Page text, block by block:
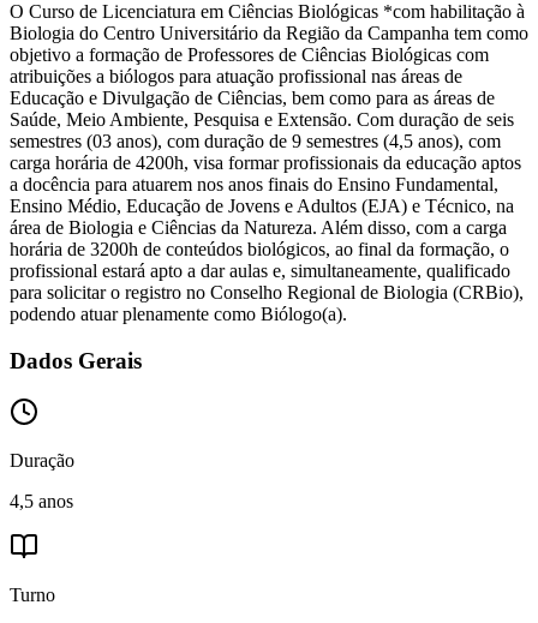
O Curso de Licenciatura em Ciências Biológicas *com habilitação à
Biologia do Centro Universitário da Região da Campanha tem como
objetivo a formação de Professores de Ciências Biológicas com
atribuições a biólogos para atuação profissional nas áreas de
Educação e Divulgação de Ciências, bem como para as áreas de
Saúde, Meio Ambiente, Pesquisa e Extensão. Com duração de seis
semestres (03 anos), com duração de 9 semestres (4,5 anos), com
carga horária de 4200h, visa formar profissionais da educação aptos
a docência para atuarem nos anos finais do Ensino Fundamental,
Ensino Médio, Educação de Jovens e Adultos (EJA) e Técnico, na
área de Biologia e Ciências da Natureza. Além disso, com a carga
horária de 3200h de conteúdos biológicos, ao final da formação, o
profissional estará apto a dar aulas e, simultaneamente, qualificado
para solicitar o registro no Conselho Regional de Biologia (CRBio),
podendo atuar plenamente como Biólogo(a).
Dados Gerais
Duração
4,5 anos
Turno